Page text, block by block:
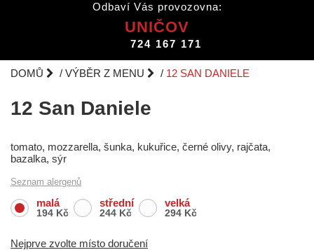
Odbaví Vás provozovna:
UNIČOV
724 167 171
DOMŮ VÝBĚR Z MENU 12 SAN DANIELE
12 San Daniele
tomato, mozzarella, šunka, kukuřice, černé olivy, rajčata,
bazalka, sýr
Seznam alergenů
malá
194 Kč
střední
244 Kč
velká
294 Kč
Nejprve zvolte místo doručení